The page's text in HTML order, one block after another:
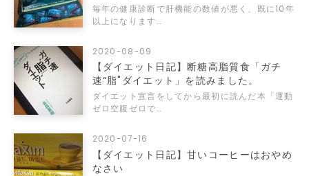
毎年の健康診断で肝機能の数値が悪く、既に10年
以上になります…
2020-08-09
【ダイエット日記】断糖高脂質食「ガチ
速“脂"ダイエット」を読みました。
ダイエット宣言をしてから最初に読んだ本「運動
ゼロ空腹ゼロで…
2020-07-16
【ダイエット日記】甘いコーヒーはおやめ
なさい